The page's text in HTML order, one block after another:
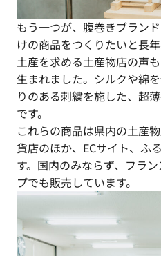
もう一つが、腹巻きブラン
けの商品をつくりたいと長
土産を求める土産物店の声
生まれました。シルクや綿
りのある刺繍を施した、超
です。
これらの商品は県内の土産
貨店のほか、ECサイト、ふ
す。国内のみならず、フラ
プでも販売しています。